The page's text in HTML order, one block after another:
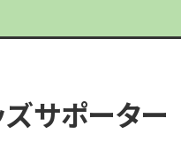
サポーター